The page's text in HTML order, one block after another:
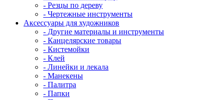
- Резцы по дереву
- Чертежные инструменты
Аксессуары для художников
- Другие материалы и инструменты
- Канцелярские товары
- Кистемойки
- Клей
- Линейки и лекала
- Манекены
- Палитра
- Папки